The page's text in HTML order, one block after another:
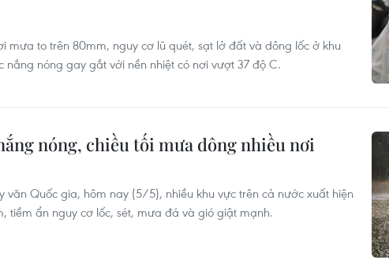
mưa to trên 80mm, nguy cơ lũ quét, sạt lở đất và dông lốc ở khu
nắng nóng gay gắt với nền nhiệt có nơi vượt 37 độ C.
nóng, chiều tối mưa dông nhiều nơi
văn Quốc gia, hôm nay (5/5), nhiều khu vực trên cả nước xuất hiện
tiềm ẩn nguy cơ lốc, sét, mưa đá và gió giật mạnh.